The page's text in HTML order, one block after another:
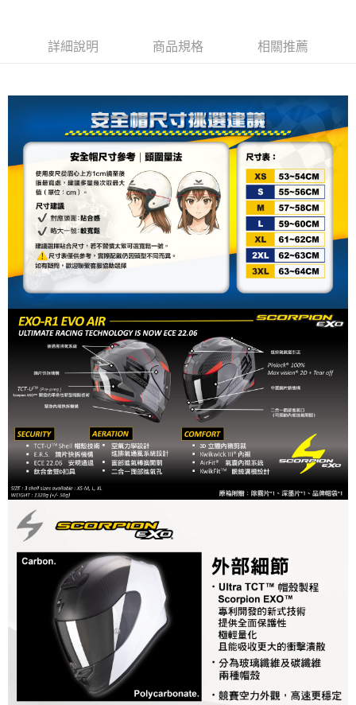
https://aftee.tw/terms/#terms3
４．使用「AFTEE先享後付」時，將依據個別帳號之用戶狀況，依本公司即
時審查核予不同之上限額度；若仍有額度不足之情形，本公司將視審查結果
請求用戶進行身份認證。
５．嚴禁一人註冊多個帳號或使用他人資訊註冊。若發現惡意使用之情形，
恩沛科技股份有限公司將有權停止該用戶之使用額度並採取法律行動。
詳細說明 商品規格 相關推薦